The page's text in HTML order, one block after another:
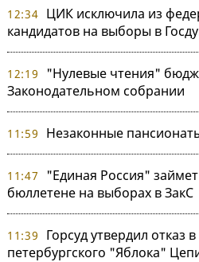
12:34 ЦИК исключила из
кандидатов на выборы в
12:19
"Нулевые чтения"
Законодательном собрании
11:59 Незаконные
11:47
"Единая Россия"
бюллетене на выборах в ЗакС
11:39
Горсуд утвердил отказ
петербургского "Яблока"